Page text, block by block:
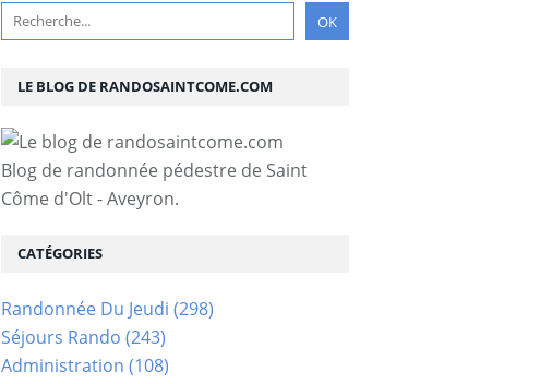
LE BLOG DE RANDOSAINTCOME.COM
Blog de randonnée pédestre de Saint
Côme d'Olt - Aveyron.
CATÉGORIES
Randonnée Du Jeudi (298)
Séjours Rando (243)
Administration (108)